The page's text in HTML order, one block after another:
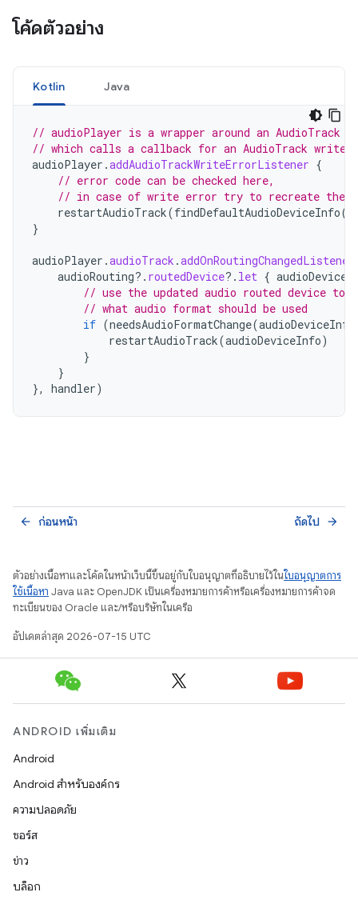
โค้ดตัวอย่าง
Kotlin Java
// audioPlayer is a wrapper around an AudioTrack
// which calls a callback for an AudioTrack write
audioPlayer .addAudioTrackWriteErrorListener {
// error code can be checked here,
// in case of write error try to recreate the
restartAudioTrack(findDefaultAudioDeviceInfo
}
audioPlayer .audioTrack .addOnRoutingChangedListener
audioRouting?. routedDevice?. let {
// use the updated audio routed device to
// what audio format should be used
if (needsAudioFormatChange(audioDeviceInfo
restartAudioTrack(audioDeviceInfo)
}
}
},
handler)
ก่อนหน้า
arrow_back ถัดไป arrow_forward
ตัวอย่างเนื้อหาและโค้ดในหน้าเว็บนี้ขึ้นอยู่กับใบอนุญาตที่อธิบายไว้ในใบอนุญาตการ
ใช้เนื้อหา Java และ OpenJDK เป็นเครื่องหมายการค้าหรือเครื่องหมายการค้าจด
ทะเบียนของ Oracle และ/หรือบริษัทในเครือ
อัปเดตล่าสุด 2026-07-15 UTC
ANDROID เพิ่มเติม
Android
Android สำหรับองค์กร
ความปลอดภัย
ซอร์ส
ข่าว
บล็อก